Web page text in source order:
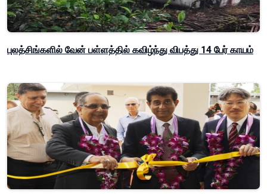
புலத்சிங்களில் வேன் பள்ளத்தில் கவிழ்ந்து விபத்து 14 பேர் காயம்